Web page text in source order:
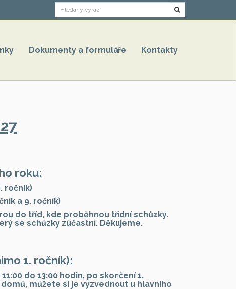
Hledat
Dokumenty a formuláře Kontakty
roku:
ročník)
a 9. ročník)
do tříd, kde proběhnou třídní schůzky.
se schůzky zúčastní. Děkujeme.
1. ročník):
do 13:00 hodin, po skončení 1.
můžete si je vyzvednout u hlavního